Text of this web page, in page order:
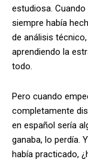
estudiosa.
siempre había
de análisis
aprendiendo la
todo.
Pero cuando
completamente
en español sería
ganaba, lo perdía.
había practicado,